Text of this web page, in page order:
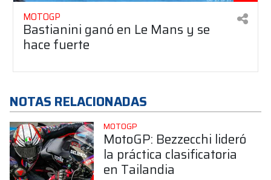
MOTOGP
Bastianini ganó en Le Mans y se
hace fuerte
NOTAS RELACIONADAS
MOTOGP
MotoGP: Bezzecchi lideró
la práctica clasificatoria
en Tailandia